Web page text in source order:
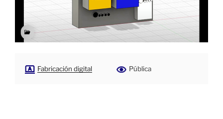
Fabricación digital Pública